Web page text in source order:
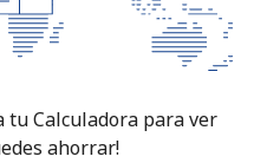
tu Calculadora para ver
ahorrar!